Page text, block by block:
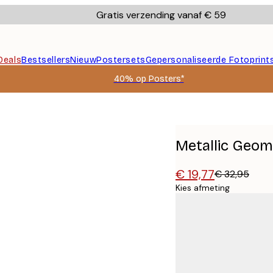
Gratis verzending vanaf € 59
BestsellersNieuwPostersetsGepersonaliseerde
40% op Posters*
Metallic
€ 19,77€ 32,95
Kies afmeting